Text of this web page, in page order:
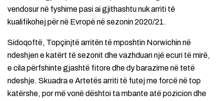
vendosur në fyshime pasi ai gjithashtu nuk arriti të
kualifikohej për në Evropë në sezonin 2020/21.
Sidoqoftë, Topçinjtë arritën të mposhtin Norwichin në
ndeshjen e katërt të sezonit dhe vazhduan një ecuri të mirë,
e cila përfshinte gjashtë fitore dhe dy barazime në tetë
ndeshje. Skuadra e Artetës arriti të futej me forcë në top
katërshe, por më vonë dështoi ta mbante atë pozicion dhe